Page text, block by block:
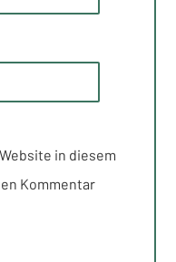
in diesem
Kommentar